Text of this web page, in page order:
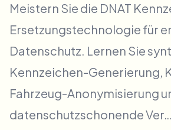
Viele Videos auf einmal bearbeiten
Kontaktformular
Video-Intelligenz
Massen-Hintergrundentfernung
Meistern Sie die DNAT
Ersetzungstechnologie für
Datenschutz. Lernen Sie
Kennzeichen-Generierung,
Fahrzeug-Anonymisierung
datenschutzschonende Ver…